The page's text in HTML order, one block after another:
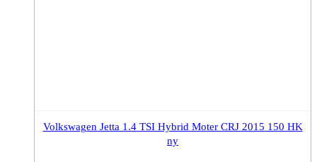
Volkswagen Jetta 1.4 TSI Hybrid Moter CRJ 2015 150 HK
ny